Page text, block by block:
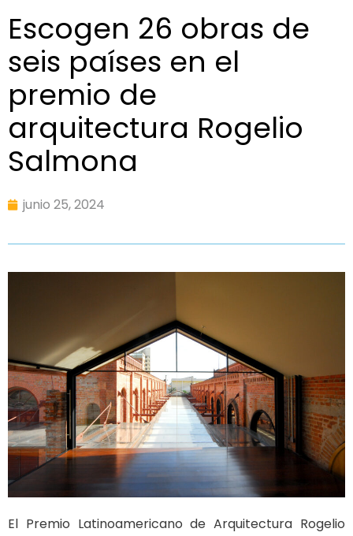
Escogen 26 obras de
seis países en el
premio de
arquitectura Rogelio
Salmona
junio 25, 2024
El Premio Latinoamericano de Arquitectura Rogelio